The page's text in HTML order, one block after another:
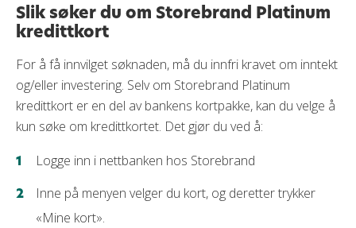
Slik søker du om Storebrand Platinum
kredittkort
For å få innvilget søknaden, må du innfri kravet om inntekt
og/eller investering. Selv om Storebrand Platinum
kredittkort er en del av bankens kortpakke, kan du velge å
kun søke om kredittkortet. Det gjør du ved å:
Logge inn i nettbanken hos Storebrand
Inne på menyen velger du kort, og deretter trykker
«Mine kort».